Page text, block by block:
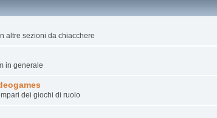
altre sezioni da chiacchere
in generale
dei giochi di ruolo